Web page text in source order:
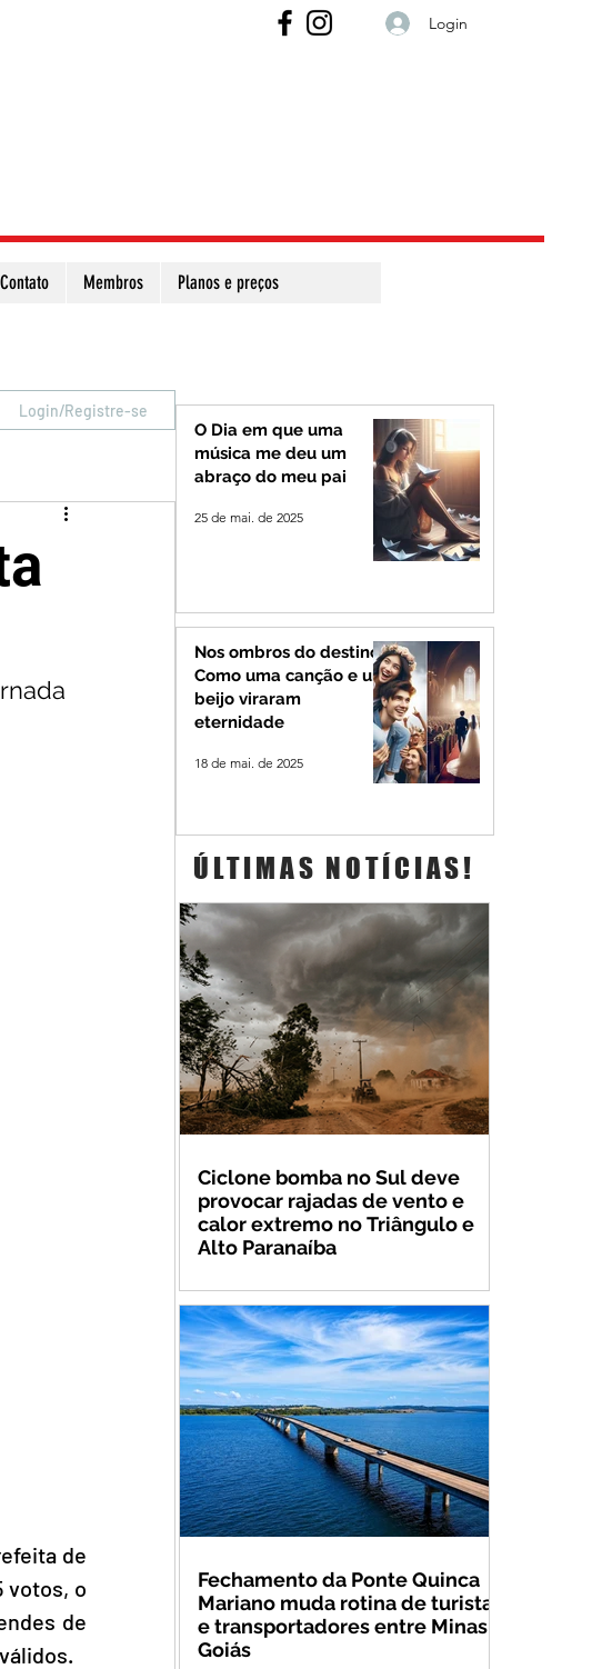
Login
Contato Membros Planos e preços
Login/Registre-se
de
votos, o
de
O Dia em que uma
música me deu um
abraço do meu pai
25 de mai. de 2025
Nos ombros do destino:
Como uma canção e um
beijo viraram
eternidade
18 de mai. de 2025
ÚLTIMAS NOTÍCIAS!
Ciclone bomba no Sul deve
provocar rajadas de vento e
calor extremo no Triângulo e
Alto Paranaíba
Fechamento da Ponte Quinca
Mariano muda rotina de turistas
e transportadores entre Minas e
Goiás